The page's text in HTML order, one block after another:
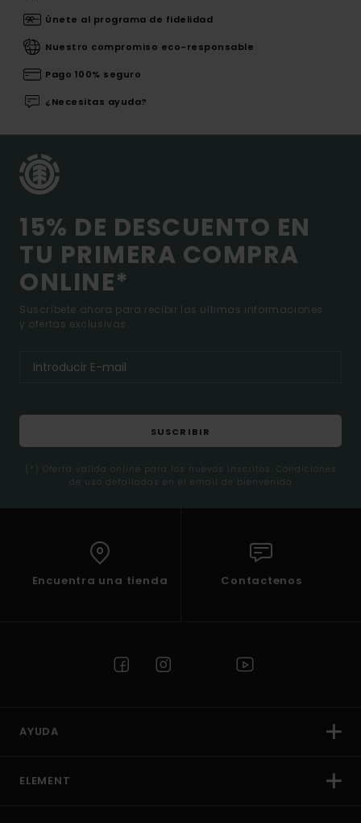
Únete al programa de fidelidad
Nuestro compromiso eco-responsable
Pago 100% seguro
¿Necesitas ayuda?
15% DE DESCUENTO EN
TU PRIMERA COMPRA
ONLINE*
Suscríbete ahora para recibir las ultimas informaciones
y ofertas exclusivas.
SUSCRIBIR
(*) Oferta valida online para los nuevos inscritos. Condiciones
de uso detalladas en el email de bienvenida
Encuentra una tienda Contactenos
AYUDA
ELEMENT